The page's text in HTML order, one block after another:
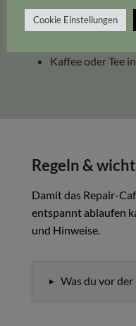
sinnvoll ist
Kleine
Kaffee oder Tee
Regeln &
Damit das Repair-
entspannt ablaufen
und Hinweise.
▸ Was du vor
Cookie Einstellungen